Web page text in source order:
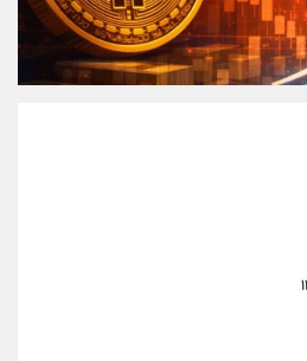
09101364784
شروع گفتگو
@Armteam_admin_104